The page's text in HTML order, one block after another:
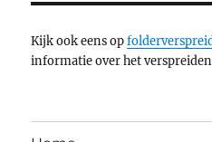
Kijk ook eens op
informatie over het